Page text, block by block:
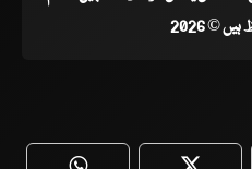
© 2026